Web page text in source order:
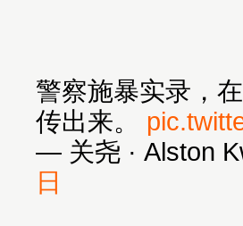
警察施暴实录，
传出来。
— 关尧 · Alston
日